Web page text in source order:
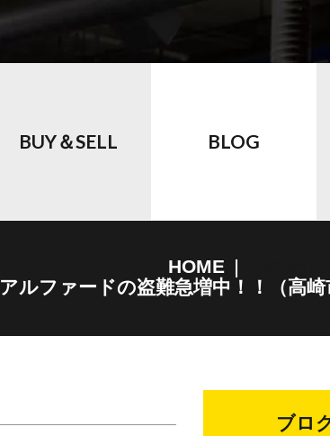
BUY＆SELL BLOG
HOME
アルファードの盗難急増中！！（高崎
ブロ